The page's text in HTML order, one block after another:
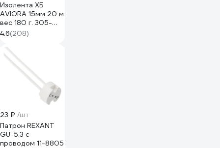
Изолента ХБ
AVIORA 15мм 20 м
вес 180 г. 305-
065
4.6(208)
23 ₽ /шт
Патрон REXANT
GU-5.3 с
проводом 11-8805